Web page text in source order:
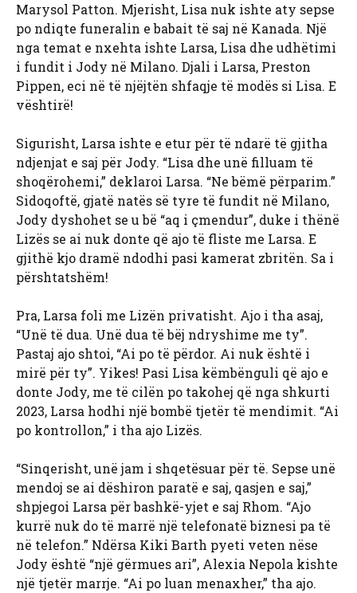
Marysol Patton. Mjerisht, Lisa nuk ishte aty sepse
po ndiqte funeralin e babait të saj në Kanada. Një
nga temat e nxehta ishte Larsa, Lisa dhe udhëtimi
i fundit i Jody në Milano. Djali i Larsa, Preston
Pippen, eci në të njëjtën shfaqje të modës si Lisa. E
vështirë!
Sigurisht, Larsa ishte e etur për të ndarë të gjitha
ndjenjat e saj për Jody. “Lisa dhe unë filluam të
shoqërohemi,” deklaroi Larsa. “Ne bëmë përparim.”
Sidoqoftë, gjatë natës së tyre të fundit në Milano,
Jody dyshohet se u bë “aq i çmendur”, duke i thënë
Lizës se ai nuk donte që ajo të fliste me Larsa. E
gjithë kjo dramë ndodhi pasi kamerat zbritën. Sa i
përshtatshëm!
Pra, Larsa foli me Lizën privatisht. Ajo i tha asaj,
“Unë të dua. Unë dua të bëj ndryshime me ty”.
Pastaj ajo shtoi, “Ai po të përdor. Ai nuk është i
mirë për ty”. Yikes! Pasi Lisa këmbënguli që ajo e
donte Jody, me të cilën po takohej që nga shkurti
2023, Larsa hodhi një bombë tjetër të mendimit. “Ai
po kontrollon,” i tha ajo Lizës.
“Sinqerisht, unë jam i shqetësuar për të. Sepse unë
mendoj se ai dëshiron paratë e saj, qasjen e saj,”
shpjegoi Larsa për bashkë-yjet e saj Rhom. “Ajo
kurrë nuk do të marrë një telefonatë biznesi pa të
në telefon.” Ndërsa Kiki Barth pyeti veten nëse
Jody është “një gërmues ari”, Alexia Nepola kishte
një tjetër marrje. “Ai po luan menaxher,” tha ajo.